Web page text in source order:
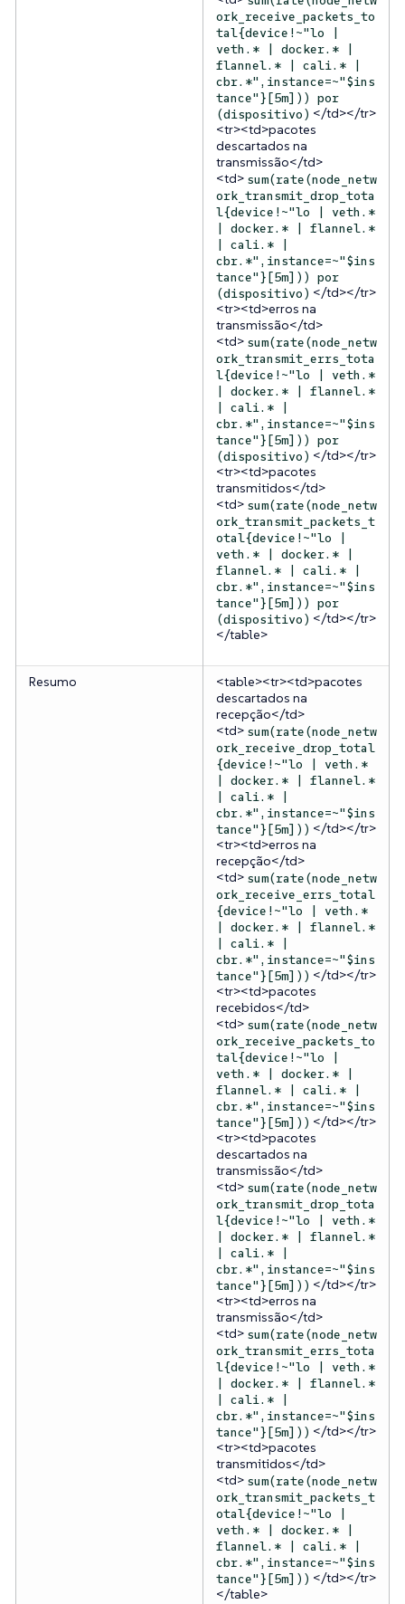
ork_receive_packets_to
tal{device!~"lo |
veth.* | docker.* |
flannel.* | cali.* |
cbr.*",instance=~"$ins
tance"}[5m])) por
(dispositivo) </td></tr>
<tr><td>pacotes
descartados na
transmissão</td>
<td> sum(rate(node_netw
ork_transmit_drop_tota
l{device!~"lo | veth.*
| docker.* | flannel.*
| cali.* |
cbr.*",instance=~"$ins
tance"}[5m])) por
(dispositivo) </td></tr>
<tr><td>erros na
transmissão</td>
<td> sum(rate(node_netw
ork_transmit_errs_tota
l{device!~"lo | veth.*
| docker.* | flannel.*
| cali.* |
cbr.*",instance=~"$ins
tance"}[5m])) por
(dispositivo) </td></tr>
<tr><td>pacotes
transmitidos</td>
<td> sum(rate(node_netw
ork_transmit_packets_t
otal{device!~"lo |
veth.* | docker.* |
flannel.* | cali.* |
cbr.*",instance=~"$ins
tance"}[5m])) por
(dispositivo) </td></tr>
</table>
Resumo
<table><tr><td>pacotes
descartados na
recepção</td>
<td> sum(rate(node_netw
ork_receive_drop_total
{device!~"lo | veth.*
| docker.* | flannel.*
| cali.* |
cbr.*",instance=~"$ins
tance"}[5m])) </td></tr>
<tr><td>erros na
recepção</td>
<td> sum(rate(node_netw
ork_receive_errs_total
{device!~"lo | veth.*
| docker.* | flannel.*
| cali.* |
cbr.*",instance=~"$ins
tance"}[5m])) </td></tr>
<tr><td>pacotes
recebidos</td>
<td> sum(rate(node_netw
ork_receive_packets_to
tal{device!~"lo |
veth.* | docker.* |
flannel.* | cali.* |
cbr.*",instance=~"$ins
tance"}[5m])) </td></tr>
<tr><td>pacotes
descartados na
transmissão</td>
<td> sum(rate(node_netw
ork_transmit_drop_tota
l{device!~"lo | veth.*
| docker.* | flannel.*
| cali.* |
cbr.*",instance=~"$ins
tance"}[5m])) </td></tr>
<tr><td>erros na
transmissão</td>
<td> sum(rate(node_netw
ork_transmit_errs_tota
l{device!~"lo | veth.*
| docker.* | flannel.*
| cali.* |
cbr.*",instance=~"$ins
tance"}[5m])) </td></tr>
<tr><td>pacotes
transmitidos</td>
<td> sum(rate(node_netw
ork_transmit_packets_t
otal{device!~"lo |
veth.* | docker.* |
flannel.* | cali.* |
cbr.*",instance=~"$ins
tance"}[5m])) </td></tr>
</table>